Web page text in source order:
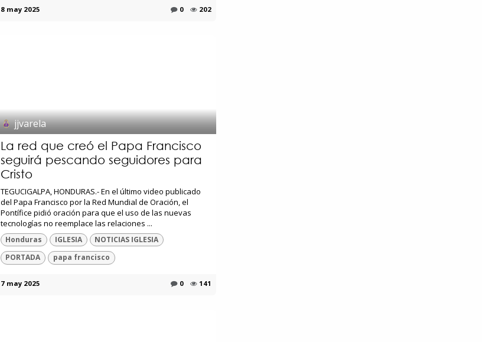
8 may 2025 0 202
jjvarela
La red que creó el Papa Francisco
seguirá pescando seguidores para
Cristo
TEGUCIGALPA, HONDURAS.- En el último video publicado
del Papa Francisco por la Red Mundial de Oración, el
Pontífice pidió oración para que el uso de las nuevas
tecnologías no reemplace las relaciones ...
Honduras IGLESIA
NOTICIAS IGLESIA
PORTADA
papa francisco
7 may 2025 0 141